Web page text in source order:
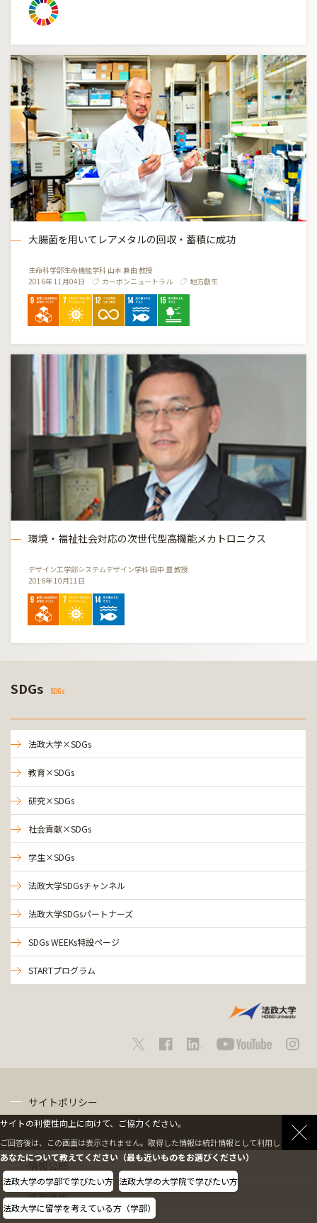
大腸菌を用いてレアメタルの回収・蓄積に成功
生命科学部生命機能学科 山本 兼由 教授
2016年 11月04日
カーボンニュートラル 地方創生
環境・福祉社会対応の次世代型高機能メカトロニクス
デザイン工学部システムデザイン学科 田中 豊 教授
2016年 10月11日
SDGs SDGs
法政大学×SDGs
教育×SDGs
研究×SDGs
社会貢献×SDGs
学生×SDGs
法政大学SDGsチャンネル
法政大学SDGsパートナーズ
SDGs WEEKs特設ページ
STARTプログラム
サイトポリシー
情報公開
採用情報
サイトの利便性向上に向けて、ご協力ください。
ご回答後は、この画面は表示されません。取得した情報は統計情報として利用します。
あなたについて教えてください（最も近いものをお選びください）
法政大学の学部で学びたい方 法政大学の大学院で学びたい方
法政大学に留学を考えている方（学部）